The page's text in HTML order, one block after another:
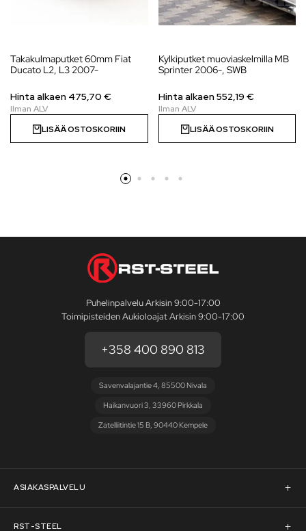
Takakulmaputket 60mm Fiat
Ducato L2, L3 2007-
Hinta alkaen 475,70 €
LISÄÄ OSTOSKORIIN
Kylkiputket muoviaskelmilla MB
Sprinter 2006-, SWB
Hinta alkaen552,19 €
LISÄÄ OSTOSKORIIN
Puhelinpalvelu Arkisin 9:00-17:00
Toimipisteiden Aukioloajat Arkisin 9:00-17:00
+358 400 890 813
Savenvalajantie 4, 85500 Nivala
Haikanvuori 3, 33960 Pirkkala
Zatelliitintie 15 B, 90440 Kempele
ASIAKASPALVELU
Asiakaspalvelu
RST-STEEL